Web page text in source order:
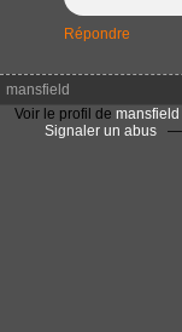
Répondre
mansfield
Voir le profil de mansfield
Signaler un abus